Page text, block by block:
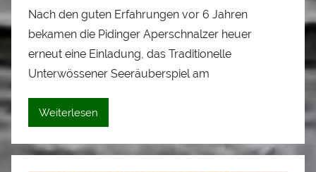
n
L
o
i
Nach den guten Erfahrungen vor 6 Jahren
bekamen die Pidinger Aperschnalzer heuer
erneut eine Einladung, das Traditionelle
Unterwössener Seeräuberspiel am
Weiterlesen